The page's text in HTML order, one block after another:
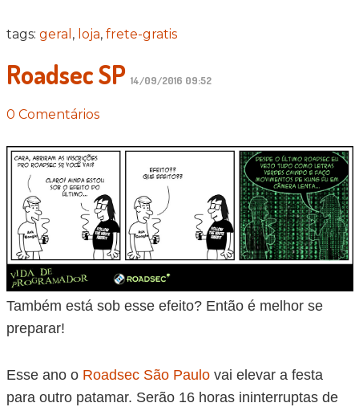
tags: geral , loja, frete-gratis
Roadsec SP 14/09/2016 09:52
0 Comentários
Também está sob esse efeito? Então é melhor se
preparar!
Esse ano o Roadsec São Paulovai elevar a festa
para outro patamar. Serão 16 horas ininterruptas de